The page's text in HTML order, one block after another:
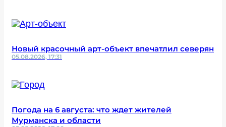
Новый красочный арт-объект впечатлил северян
05.08.2026, 17:31
Погода на 6 августа: что ждет жителей
Мурманска и области